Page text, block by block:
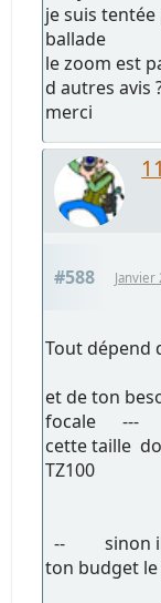
je suis
ballade
le zoom est
d autres avis
merci
#588
Tout dépend
et de ton
focale --- si
cette taille
TZ100
-- sinon il y
ton budget le